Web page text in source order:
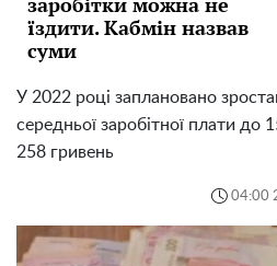
їздити. Кабмін назвав
суми
У 2022 році заплановано
середньої заробітної плати до
258 гривень
04:00